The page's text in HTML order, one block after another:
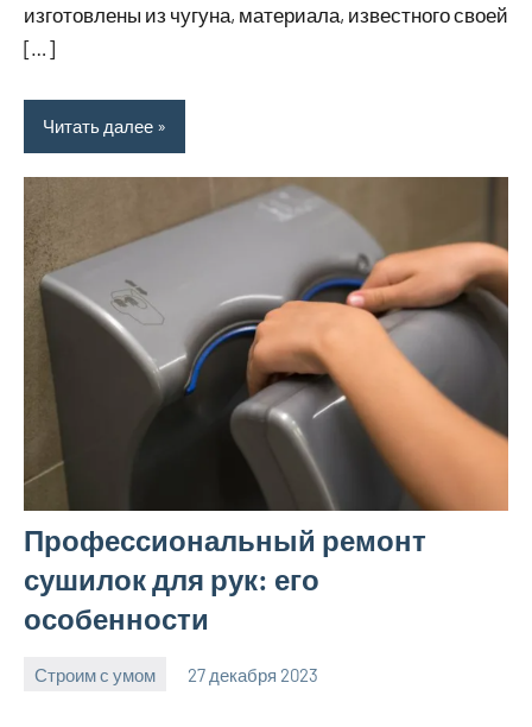
изготовлены из чугуна, материала, известного своей
[…]
Читать далее
Профессиональный ремонт
сушилок для рук: его
особенности
Строим с умом 27 декабря 2023
finnlevel_ru